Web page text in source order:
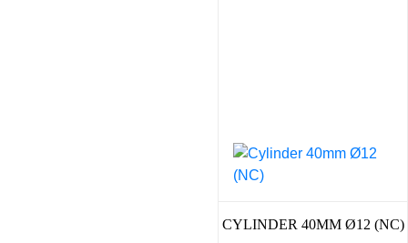
CYLINDER 40MM Ø12 (NC)